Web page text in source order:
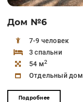
Дом №6
7-9 человек
3 спальни
54 м2
Отдельный дом
Подробнее